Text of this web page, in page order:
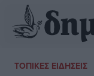
ΤΟΠΙΚΈΣ ΕΙΔΉΣΕΙΣ